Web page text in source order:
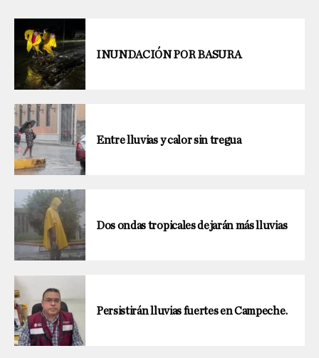
INUNDACIÓN POR BASURA
Entre lluvias y calor sin tregua
Dos ondas tropicales dejarán más lluvias
Persistirán lluvias fuertes en Campeche.